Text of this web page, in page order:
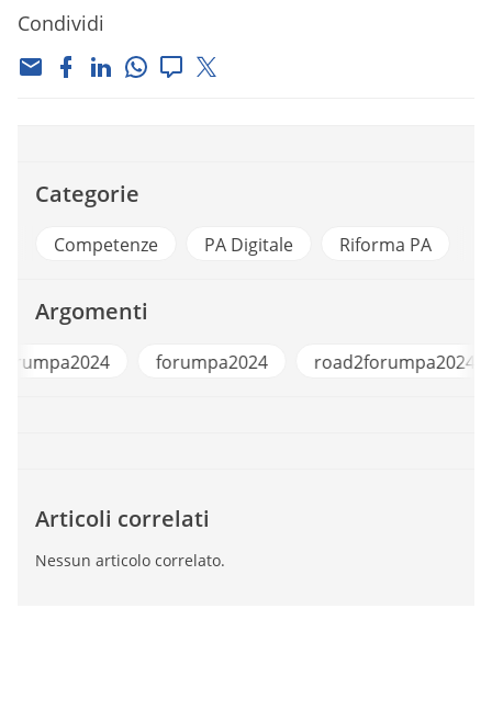
Condividi
Categorie
Competenze PA Digitale Riforma PA
Argomenti
#road2forumpa2024 forumpa2024
Articoli correlati
Nessun articolo correlato.